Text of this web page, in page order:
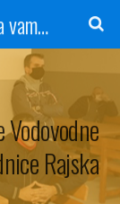
Radio Gradačac - 56 godina sa vama...
Vodovodne
Rajska